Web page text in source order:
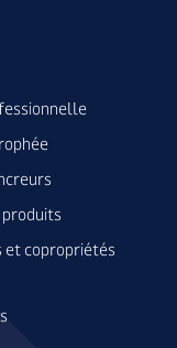
et copropriétés